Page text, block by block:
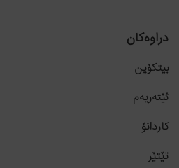
دراوەکان
بیتکۆین
ئێتەریەم
کاردانۆ
تێتێر